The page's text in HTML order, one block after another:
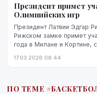
Президент примет
Олимпийских игр
Президент Латвии Эдгар
Рижском замке примет
года в Милане и Кортине,
17.03.2026 08:44
ПО ТЕМЕ